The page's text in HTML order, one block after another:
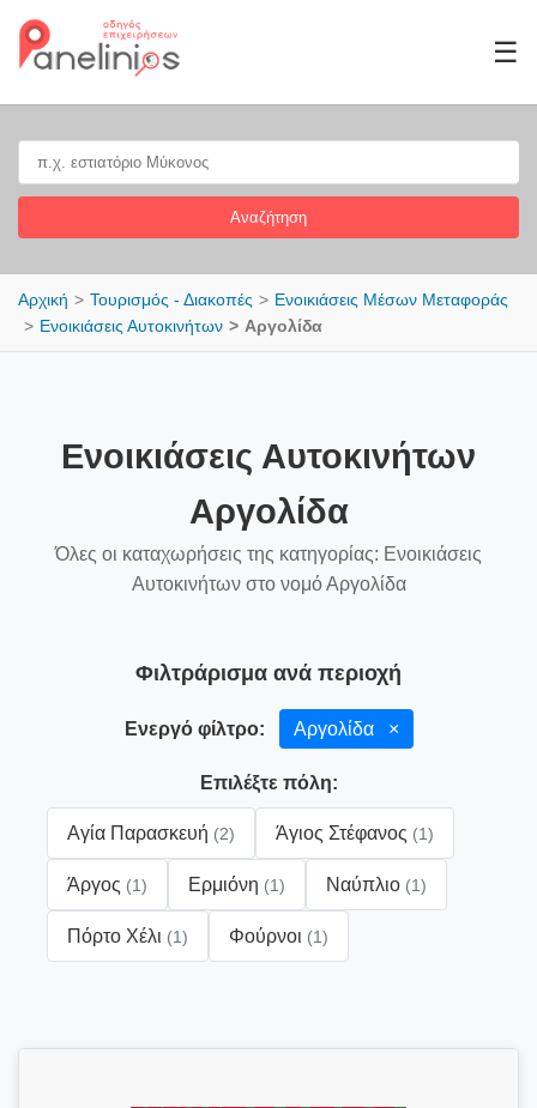
☰
Αναζήτηση
Αρχική Τουρισμός - Διακοπές
Ενοικιάσεις Μέσων Μεταφοράς
Ενοικιάσεις Αυτοκινήτων
Αργολίδα
Ενοικιάσεις Αυτοκινήτων
Αργολίδα
Όλες οι καταχωρήσεις της κατηγορίας: Ενοικιάσεις
Αυτοκινήτων στο νομό Αργολίδα
Φιλτράρισμα ανά περιοχή
Ενεργό φίλτρο: Αργολίδα ×
Επιλέξτε πόλη:
Αγία Παρασκευή (2) Άγιος Στέφανος (1)
Άργος (1) Ερμιόνη (1) Ναύπλιο (1)
Πόρτο Χέλι (1) Φούρνοι (1)